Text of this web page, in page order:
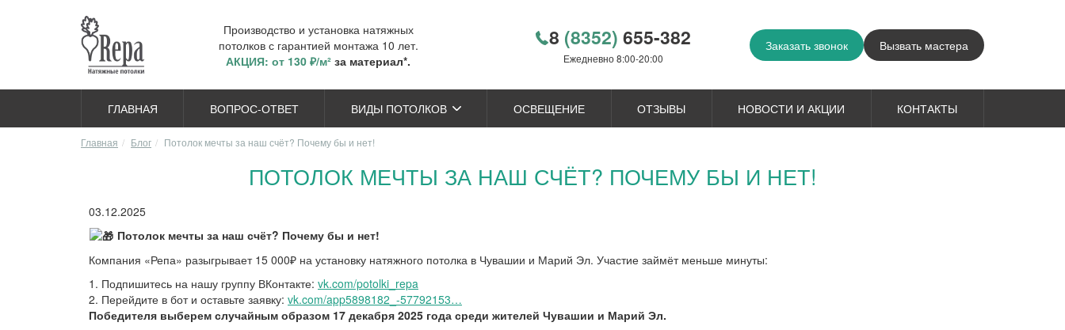
Производство и установка натяжных
потолков с гарантией монтажа 10 лет.
АКЦИЯ: от 130 ₽/м² за материал*.
8 (8352) 655-382
Ежедневно 8:00-20:00
Заказать звонок Вызвать мастера
ГЛАВНАЯ ВОПРОС-ОТВЕТ ВИДЫ ПОТОЛКОВ ОСВЕЩЕНИЕ ОТЗЫВЫ НОВОСТИ И АКЦИИ КОНТАКТЫ
Главная Блог Потолок мечты за наш счёт? Почему бы и нет!
ПОТОЛОК МЕЧТЫ ЗА НАШ СЧЁТ? ПОЧЕМУ БЫ И НЕТ!
03.12.2025
Потолок мечты за наш счёт? Почему бы и нет!
Компания «Репа» разыгрывает 15 000₽ на установку натяжного потолка в Чувашии и Марий Эл. Участие займёт меньше минуты:
1. Подпишитесь на нашу группу ВКонтакте: vk.com/potolki_repa
2. Перейдите в бот и оставьте заявку: vk.com/app5898182_-57792153…
Победителя выберем случайным образом 17 декабря 2025 года среди жителей Чувашии и Марий Эл.